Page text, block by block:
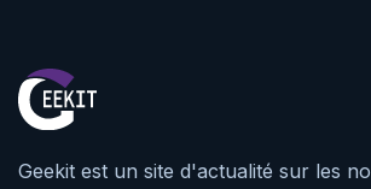
Geekit est un site d'actualité sur les